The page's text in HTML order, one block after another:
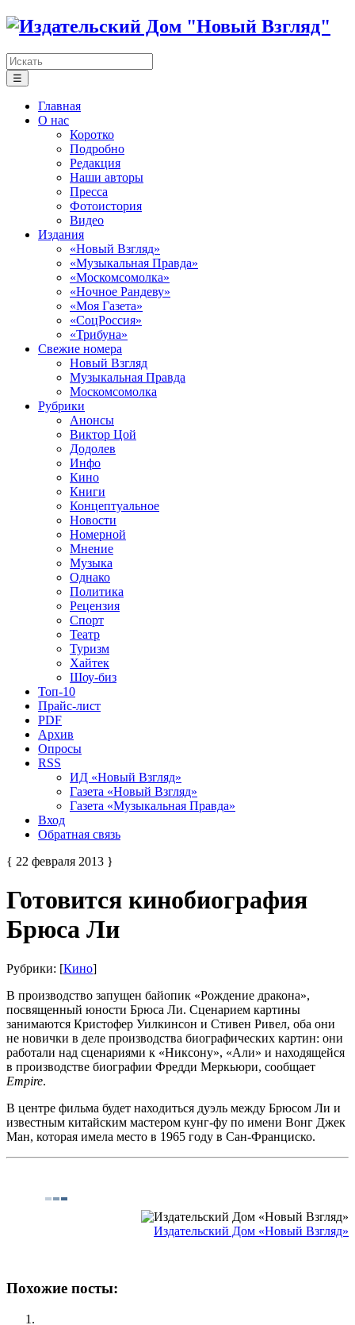
☰
Главная
О нас
Коротко
Подробно
Редакция
Наши авторы
Пресса
Фотоистория
Видео
Издания
«Новый Взгляд»
«Музыкальная Правда»
«Москомсомолка»
«Ночное Рандеву»
«Моя Газета»
«СоцРоссия»
«Трибуна»
Свежие номера
Новый Взгляд
Музыкальная Правда
Москомсомолка
Рубрики
Анонсы
Виктор Цой
Додолев
Инфо
Кино
Книги
Концептуальное
Новости
Номерной
Мнение
Музыка
Однако
Политика
Рецензия
Спорт
Театр
Туризм
Хайтек
Шоу-биз
Топ-10
Прайс-лист
PDF
Архив
Опросы
RSS
ИД «Новый Взгляд»
Газета «Новый Взгляд»
Газета «Музыкальная Правда»
Вход
Обратная связь
{ 22 февраля 2013 }
Готовится кинобиография
Брюса Ли
Рубрики: [Кино]
В производство запущен байопик «Рождение дракона»,
посвященный юности Брюса Ли. Сценарием картины
занимаются Кристофер Уилкинсон и Стивен Ривел, оба они
не новички в деле производства биографических картин: они
работали над сценариями к «Никсону», «Али» и находящейся
в производстве биографии Фредди Меркьюри, сообщает
Empire.
В центре фильма будет находиться дуэль между Брюсом Ли и
известным китайским мастером кунг-фу по имени Вонг Джек
Ман, которая имела место в 1965 году в Сан-Франциско.
Издательский Дом «Новый Взгляд»
Похожие посты: